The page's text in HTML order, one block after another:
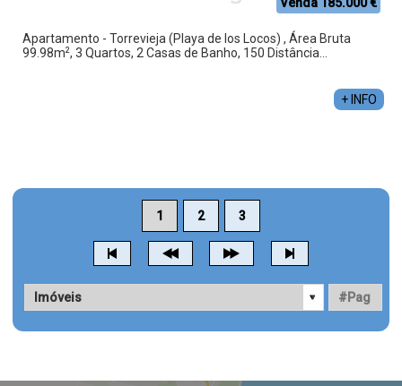
Venda 185.000 €
Apartamento - Torrevieja (Playa de los Locos) , Área Bruta
99.98m2, 3 Quartos, 2 Casas de Banho, 150 Distância...
+ INFO
1 2 3